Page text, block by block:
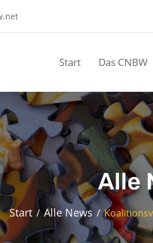
Start Das CNBW
Alle
Start Alle News